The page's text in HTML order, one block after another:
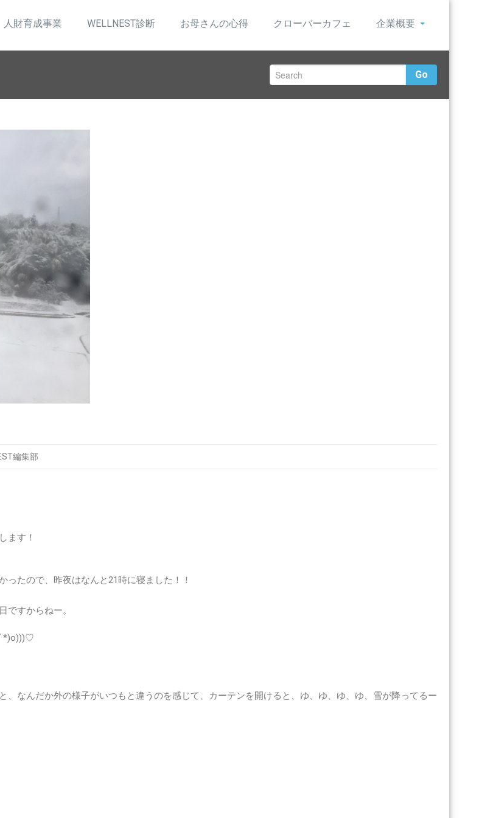
人財育成事業 WELLNEST診断 お母さんの心得 クローバーカフェ 企業概要
Go
編集部
ます！
たので、昨夜はなんと21時に寝ました！！
ですからねー。
*)o)))♡
なんだか外の様子がいつもと違うのを感じて、カーテンを開けると、ゆ、ゆ、ゆ、ゆ、雪が降ってるー